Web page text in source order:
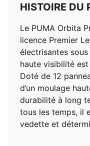
HISTOIRE DU
Le PUMA Orbita
licence Premier
électrisantes
haute visibilité
Doté de 12
d’un moulage
durabilité à long
tous les temps, il
vedette et